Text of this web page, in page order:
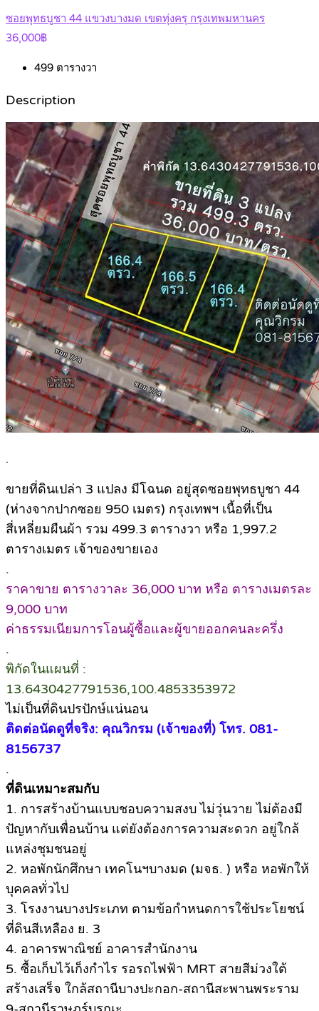
ซอยพุทธบูชา 44 แขวงบางมด เขตทุ่งครุ กรุงเทพมหานคร
36,000฿
499 ตารางวา
Description
.
ขายที่ดินเปล่า 3 แปลง มีโฉนด อยู่สุดซอยพุทธบูชา 44
(ห่างจากปากซอย 950 เมตร) กรุงเทพฯ เนื้อที่เป็น
สี่เหลี่ยมผืนผ้า รวม 499.3 ตารางวา หรือ 1,997.2
ตารางเมตร เจ้าของขายเอง
.
ราคาขาย ตารางวาละ 36,000 บาท หรือ ตารางเมตรละ
9,000 บาท
ค่าธรรมเนียมการโอนผู้ซื้อและผู้ขายออกคนละครึ่ง
.
พิกัดในแผนที่ :
13.6430427791536,100.4853353972
ไม่เป็นที่ดินปรปักษ์แน่นอน
ติดต่อนัดดูที่จริง: คุณวิกรม (เจ้าของที่) โทร. 081-
8156737
.
ที่ดินเหมาะสมกับ
1. การสร้างบ้านแบบชอบความสงบ ไม่วุ่นวาย ไม่ต้องมี
ปัญหากับเพื่อนบ้าน แต่ยังต้องการความสะดวก อยู่ใกล้
แหล่งชุมชนอยู่
2. หอพักนักศึกษา เทคโนฯบางมด (มจธ. ) หรือ หอพักให้
บุคคลทั่วไป
3. โรงงานบางประเภท ตามข้อกำหนดการใช้ประโยชน์
ที่ดินสีเหลือง ย. 3
4. อาคารพาณิชย์ อาคารสำนักงาน
5. ซื้อเก็บไว้เก็งกำไร รอรถไฟฟ้า MRT สายสีม่วงใต้
สร้างเสร็จ ใกล้สถานีบางปะกอก-สถานีสะพานพระราม